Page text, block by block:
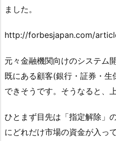
ました。
http://forbesjapan.com/
元々金融機関向けのシステム
既にある顧客(銀行・証券・
できそうです。そうなると、
ひとまず目先は「指定解除」
にどれだけ市場の資金が入っ